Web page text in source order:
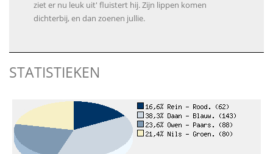
ziet er nu leuk uit' fluistert hij. Zijn lippen komen
dichterbij, en dan zoenen jullie.
STATISTIEKEN